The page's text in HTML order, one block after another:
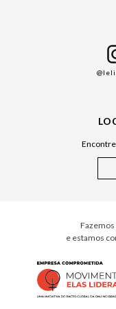
Cuidados CasaEncontre
e estamos